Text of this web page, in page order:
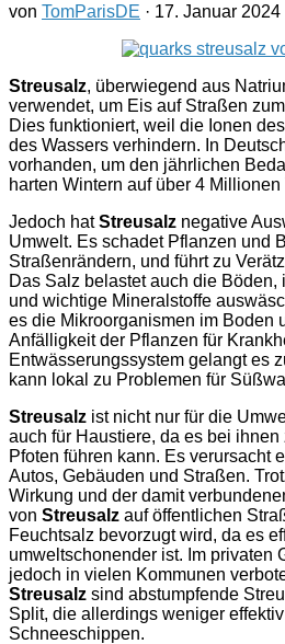
von TomParisDE · 17. Januar 2024
Streusalz, überwiegend aus
verwendet, um Eis auf Straßen
Dies funktioniert, weil die Ionen
des Wassers verhindern. In
vorhanden, um den jährlichen
harten Wintern auf über 4
Jedoch hatStreusalz negative
Umwelt. Es schadet Pflanzen und
Straßenrändern, und führt zu
Das Salz belastet auch die Böden,
und wichtige Mineralstoffe
es die Mikroorganismen im Boden
Anfälligkeit der Pflanzen für
Entwässerungssystem gelangt es
kann lokal zu Problemen für
Streusalz ist nicht nur für die
auch für Haustiere, da es bei
Pfoten führen kann. Es verursacht
Autos, Gebäuden und Straßen.
Wirkung und der damit
von Streusalz auf öffentlichen
Feuchtsalz bevorzugt wird, da es
umweltschonender ist. Im privaten
jedoch in vielen Kommunen
Streusalz sind abstumpfende
Split, die allerdings weniger
Schneeschippen.